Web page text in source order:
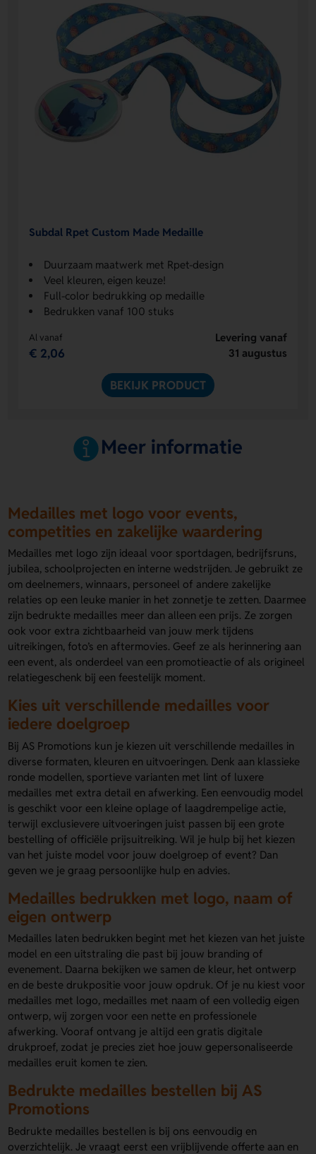
Subdal Rpet Custom Made Medaille
Duurzaam maatwerk met Rpet-design
Veel kleuren, eigen keuze!
Full-color bedrukking op medaille
Bedrukken vanaf 100 stuks
Al vanaf
€ 2,06
Levering vanaf
31 augustus
BEKIJK PRODUCT
Meer informatie
Medailles met logo voor events,
competities en zakelijke waardering
Medailles met logo zijn ideaal voor sportdagen, bedrijfsruns,
jubilea, schoolprojecten en interne wedstrijden. Je gebruikt ze
om deelnemers, winnaars, personeel of andere zakelijke
relaties op een leuke manier in het zonnetje te zetten. Daarmee
zijn bedrukte medailles meer dan alleen een prijs. Ze zorgen
ook voor extra zichtbaarheid van jouw merk tijdens
uitreikingen, foto’s en aftermovies. Geef ze als herinnering aan
een event, als onderdeel van een promotieactie of als origineel
relatiegeschenk bij een feestelijk moment.
Kies uit verschillende medailles voor
iedere doelgroep
Bij AS Promotions kun je kiezen uit verschillende medailles in
diverse formaten, kleuren en uitvoeringen. Denk aan klassieke
ronde modellen, sportieve varianten met lint of luxere
medailles met extra detail en afwerking. Een eenvoudig model
is geschikt voor een kleine oplage of laagdrempelige actie,
terwijl exclusievere uitvoeringen juist passen bij een grote
bestelling of officiële prijsuitreiking. Wil je hulp bij het kiezen
van het juiste model voor jouw doelgroep of event? Dan
geven we je graag persoonlijke hulp en advies.
Medailles bedrukken met logo, naam of
eigen ontwerp
Medailles laten bedrukken begint met het kiezen van het juiste
model en een uitstraling die past bij jouw branding of
evenement. Daarna bekijken we samen de kleur, het ontwerp
en de beste drukpositie voor jouw opdruk. Of je nu kiest voor
medailles met logo, medailles met naam of een volledig eigen
ontwerp, wij zorgen voor een nette en professionele
afwerking. Vooraf ontvang je altijd een gratis digitale
drukproef, zodat je precies ziet hoe jouw gepersonaliseerde
medailles eruit komen te zien.
Bedrukte medailles bestellen bij AS
Promotions
Bedrukte medailles bestellen is bij ons eenvoudig en
overzichtelijk. Je vraagt eerst een vrijblijvende offerte aan en